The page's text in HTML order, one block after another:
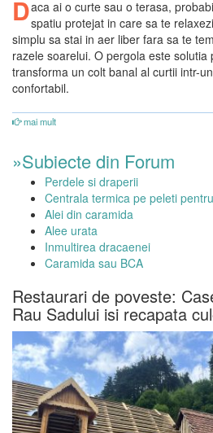
Daca ai o curte sau o terasa,
spatiu protejat in care sa te
simplu sa stai in aer liber fara sa te
razele soarelui. O pergola este solutia
transforma un colt banal al curtii intr-
confortabil.
mai mult
»Subiecte din Forum
Perdele si draperii
Centrala termica pe peleti
Alei din caramida
Alee urata
Inmultirea dracaenei
Caramida sau BCA
Restaurari de poveste:
Rau Sadului isi recapata